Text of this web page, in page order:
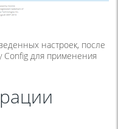
настроек, после
Config для применения